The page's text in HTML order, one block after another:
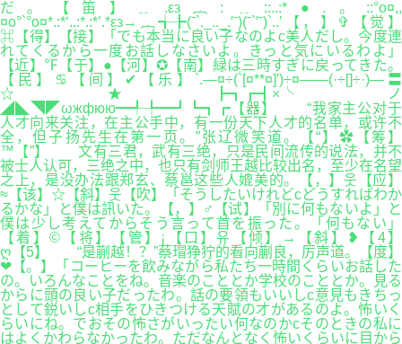
だ。【笛】﹎.εз︷:﹎::..:*●.。::°o¤,,
¤o°`°o¤*.:*‘..:*.:*’.*εз→︷╅╊(ˉ`._.._.′ˉ)(ˉ`′ˉ)`..′【，】✞【觉】
⌘【得】【接】「でも本当に良い子なのよc美人だし。今度連
れてくるから一度お話しなさいよ。きっと気にいるわよ」
【近】℉【于】●【河】✪【南】緑は三時すぎに戻ってきた。
【民】♋【间】✔【乐】`.—¤÷(`[¤**¤]′)÷¤——(·÷[]÷·)—〓
☆★┣┓┏┫×╰ノ
◢◣◥◤ωжфюю━╃╄━┛┗┓┏【器】 “我家主公对于
人才向来关注，在主公手中，有一份天下人才的名单，或许不
全，但子扬先生在第一页。”张辽微笑道。【“】✿【筹】
™【”】 文有三君，武有三绝，只是民间流传的说法，并不
被士人认可，三绝之中，也只有剑师王越比较出名，至少在名望
之上，是没办法跟郑玄、蔡邕这些人媲美的。【，】웃【应】
≈【该】☆【斜】웃【吹】「そうしたいけれどcどうすればわか
るかな」と僕は訊いた。【，】♂【试】「別に何もないよ」と
僕は少し考えてからそう言って首を振った。「何もない」
【着】©【将】【管】¡【口】유【倾】→【斜】❥【4】
ღ【5】 “是蒯越！？”蔡瑁狰狞的看向蒯良，厉声道。【度】
❤【。】「コーヒーを飲みながら私たち一時間くらいお話した
の。いろんなことをね。音楽のこととか学校のこととか。見る
からに頭の良い子だったわ。話の要領もいいしc意見もきちっ
として鋭いしc相手をひきつける天賦の才があるのよ。怖いく
らいにね。でおその怖さがいったい何なのかcそのときの私に
はよくかわらなかったわ。ただなんとなく怖いくらいに目から